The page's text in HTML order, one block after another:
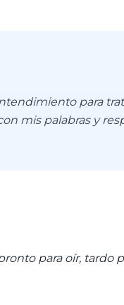
para
mis palabras y
para oír, tardo